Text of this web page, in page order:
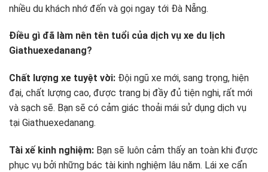
nhiều du khách nhớ đến và gọi ngay tới Đà Nẵng.
Điều gì đã làm nên tên tuổi của dịch vụ xe du lịch
Giathuexedanang?
Chất lượng xe tuyệt vời: Đội ngũ xe mới, sang trọng, hiện
đại, chất lượng cao, được trang bị đầy đủ tiện nghi, rất mới
và sạch sẽ. Bạn sẽ có cảm giác thoải mái sử dụng dịch vụ
tại Giathuexedanang.
Tài xế kinh nghiệm: Bạn sẽ luôn cảm thấy an toàn khi được
phục vụ bởi những bác tài kinh nghiệm lâu năm. Lái xe cẩn